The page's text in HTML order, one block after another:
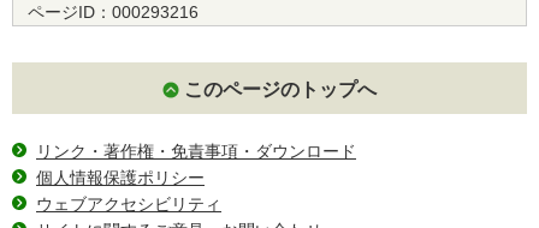
ページID： 000293216
このページのトップへ
リンク・著作権・免責事項・ダウンロード
個人情報保護ポリシー
ウェブアクセシビリティ